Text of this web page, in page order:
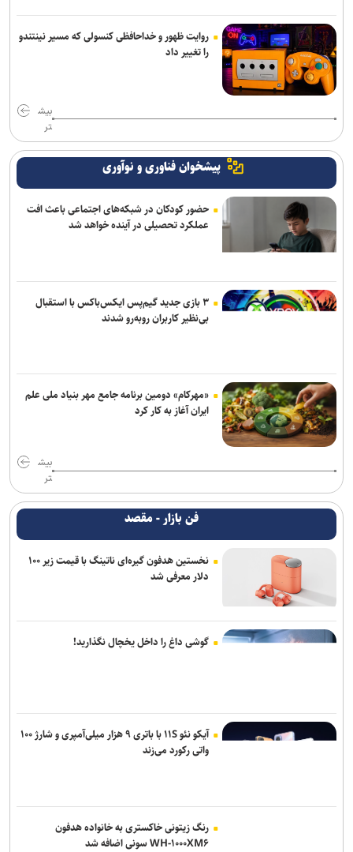
روایت ظهور و خداحافظی کنسولی که مسیر نینتندو
را تغییر داد
بیش
تر
پیشخوان فناوری و نوآوری
حضور کودکان در شبکه‌های اجتماعی باعث افت
عملکرد تحصیلی در آینده خواهد شد
۳ بازی جدید گیم‌پس ایکس‌باکس با استقبال
بی‌نظیر کاربران روبه‌رو شدند
«مهرکام» دومین برنامه جامع مهر بنیاد ملی علم
ایران آغاز به کار کرد
بیش
تر
فن بازار - مقصد
نخستین هدفون گیره‌ای ناتینگ با قیمت زیر ۱۰۰
دلار معرفی شد
گوشی داغ را داخل یخچال نگذارید!
آیکو نئو ۱۱S با باتری ۹ هزار میلی‌آمپری و شارژ ۱۰۰
واتی رکورد می‌زند
رنگ زیتونی خاکستری به خانواده هدفون
WH-۱۰۰۰XM۶ سونی اضافه شد